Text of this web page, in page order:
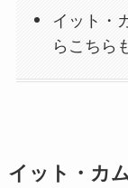
イット・
らこちら
イット・カ